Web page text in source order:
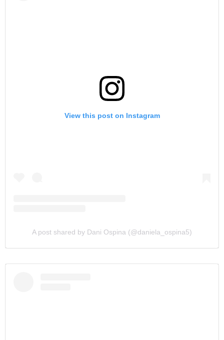
View this post on Instagram
A post shared by Dani Ospina (@daniela_ospina5)